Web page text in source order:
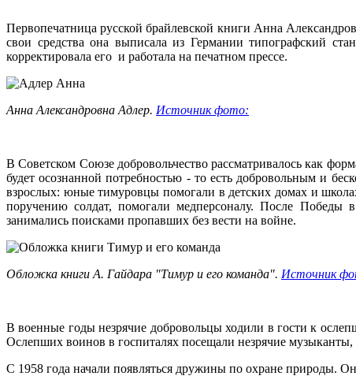
Первопечатница русской брайлевской книги Анна
свои средства она выписала из Германии типографский
корректировала его и работала на печатном прессе.
Анна Александровна Адлер. Источник фото:
В Советском Союзе добровольчество рассматривалось как
будет осознанной потребностью - то есть добровольным и
взрослых: юные тимуровцы помогали в детских домах и
поручению солдат, помогали медперсоналу. После Победы
занимались поисками пропавших без вести на войне.
Обложка книги А. Гайдара "Тимур и его команда". Источник
В военные годы незрячие добровольцы ходили в гости к
Ослепших воинов в госпиталях посещали незрячие
С 1958 года начали появляться дружины по охране природы.